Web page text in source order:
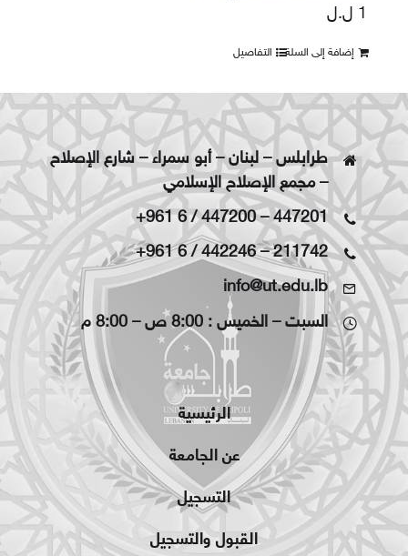
1 ل.ل
إضافة إلى السلة التفاصيل
طرابلس – لبنان – أبو سمراء – شارع الإصلاح
– مجمع الإصلاح الإسلامي
+961 6 / 447200–447201
+961 6 / 442246–211742
info@ut.edu.lb
السبت – الخميس : 8:00 ص – 8:00 م
الرئيسية
عن الجامعة
التسجيل
القبول والتسجيل